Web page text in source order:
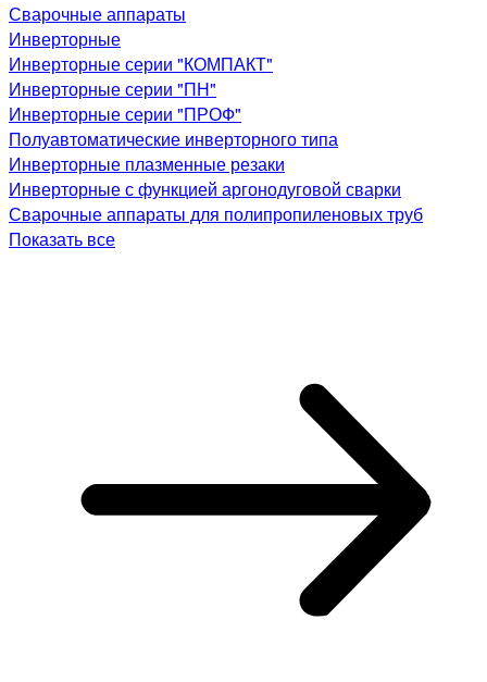
Сварочные аппараты
Инверторные
Инверторные серии "КОМПАКТ"
Инверторные серии "ПН"
Инверторные серии "ПРОФ"
Полуавтоматические инверторного типа
Инверторные плазменные резаки
Инверторные с функцией аргонодуговой сварки
Сварочные аппараты для полипропиленовых труб
Показать все